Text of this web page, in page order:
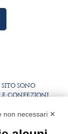
SONO
CONFEZIONI
non necessari ✕